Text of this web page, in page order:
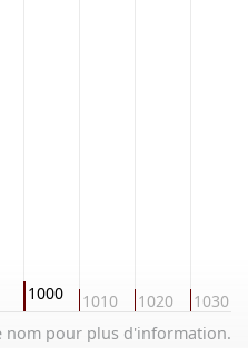
1000 1010 1020 1030
nom pour plus d'information.